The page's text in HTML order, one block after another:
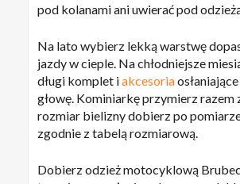
Kwota:
ZOBACZ KOSZYK
pod kolanami ani uwierać pod
Na lato wybierz lekką warstwę
jazdy w cieple. Na chłodniejsze
długi komplet iakcesoria
głowę. Kominiarkę przymierz razem
rozmiar bielizny dobierz po
zgodnie z tabelą rozmiarową.
Dobierz odzież motocyklową